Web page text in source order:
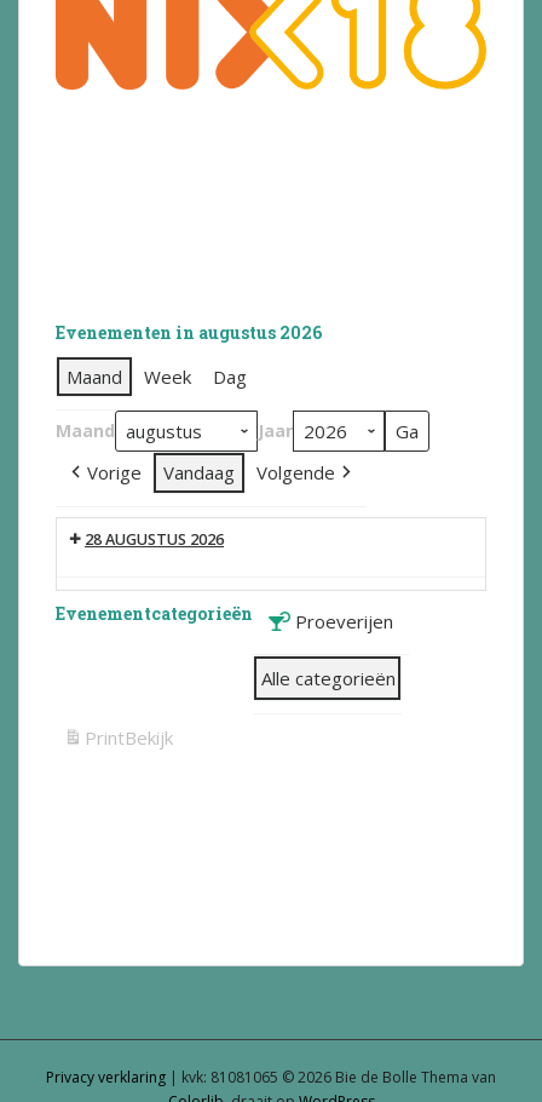
Evenementen in augustus 2026
Maand Week Dag
Maand Jaar
Vorige Vandaag Volgende
28 AUGUSTUS 2026
Evenementcategorieën Proeverijen
Alle categorieën
PrintBekijk
Privacy verklaring | kvk: 81081065 © 2026 Bie de Bolle Thema van